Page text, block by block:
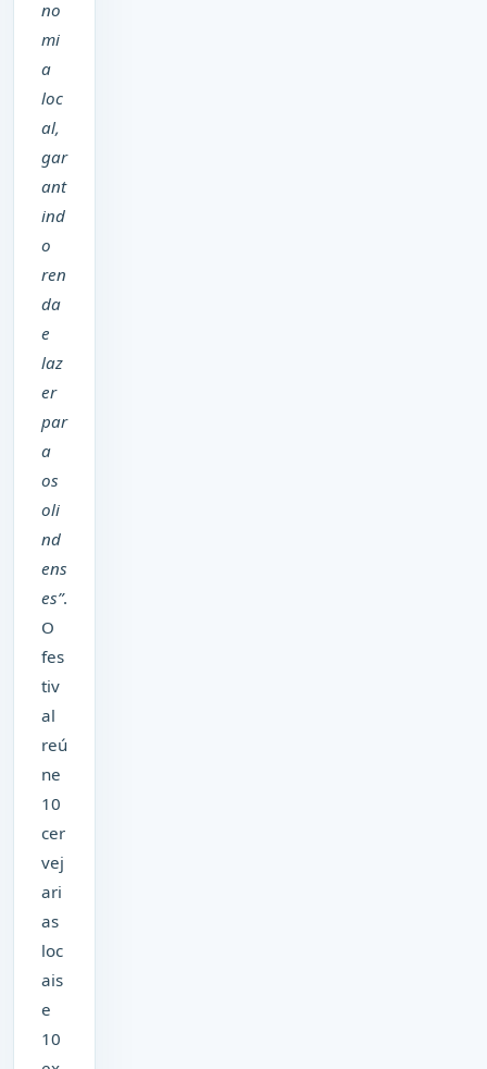
no
mi
a
loc
al,
gar
ant
ind
o
ren
da
e
laz
er
par
a
os
oli
nd
ens
es”.
O
fes
tiv
al
reú
ne
10
cer
vej
ari
as
loc
ais
e
10